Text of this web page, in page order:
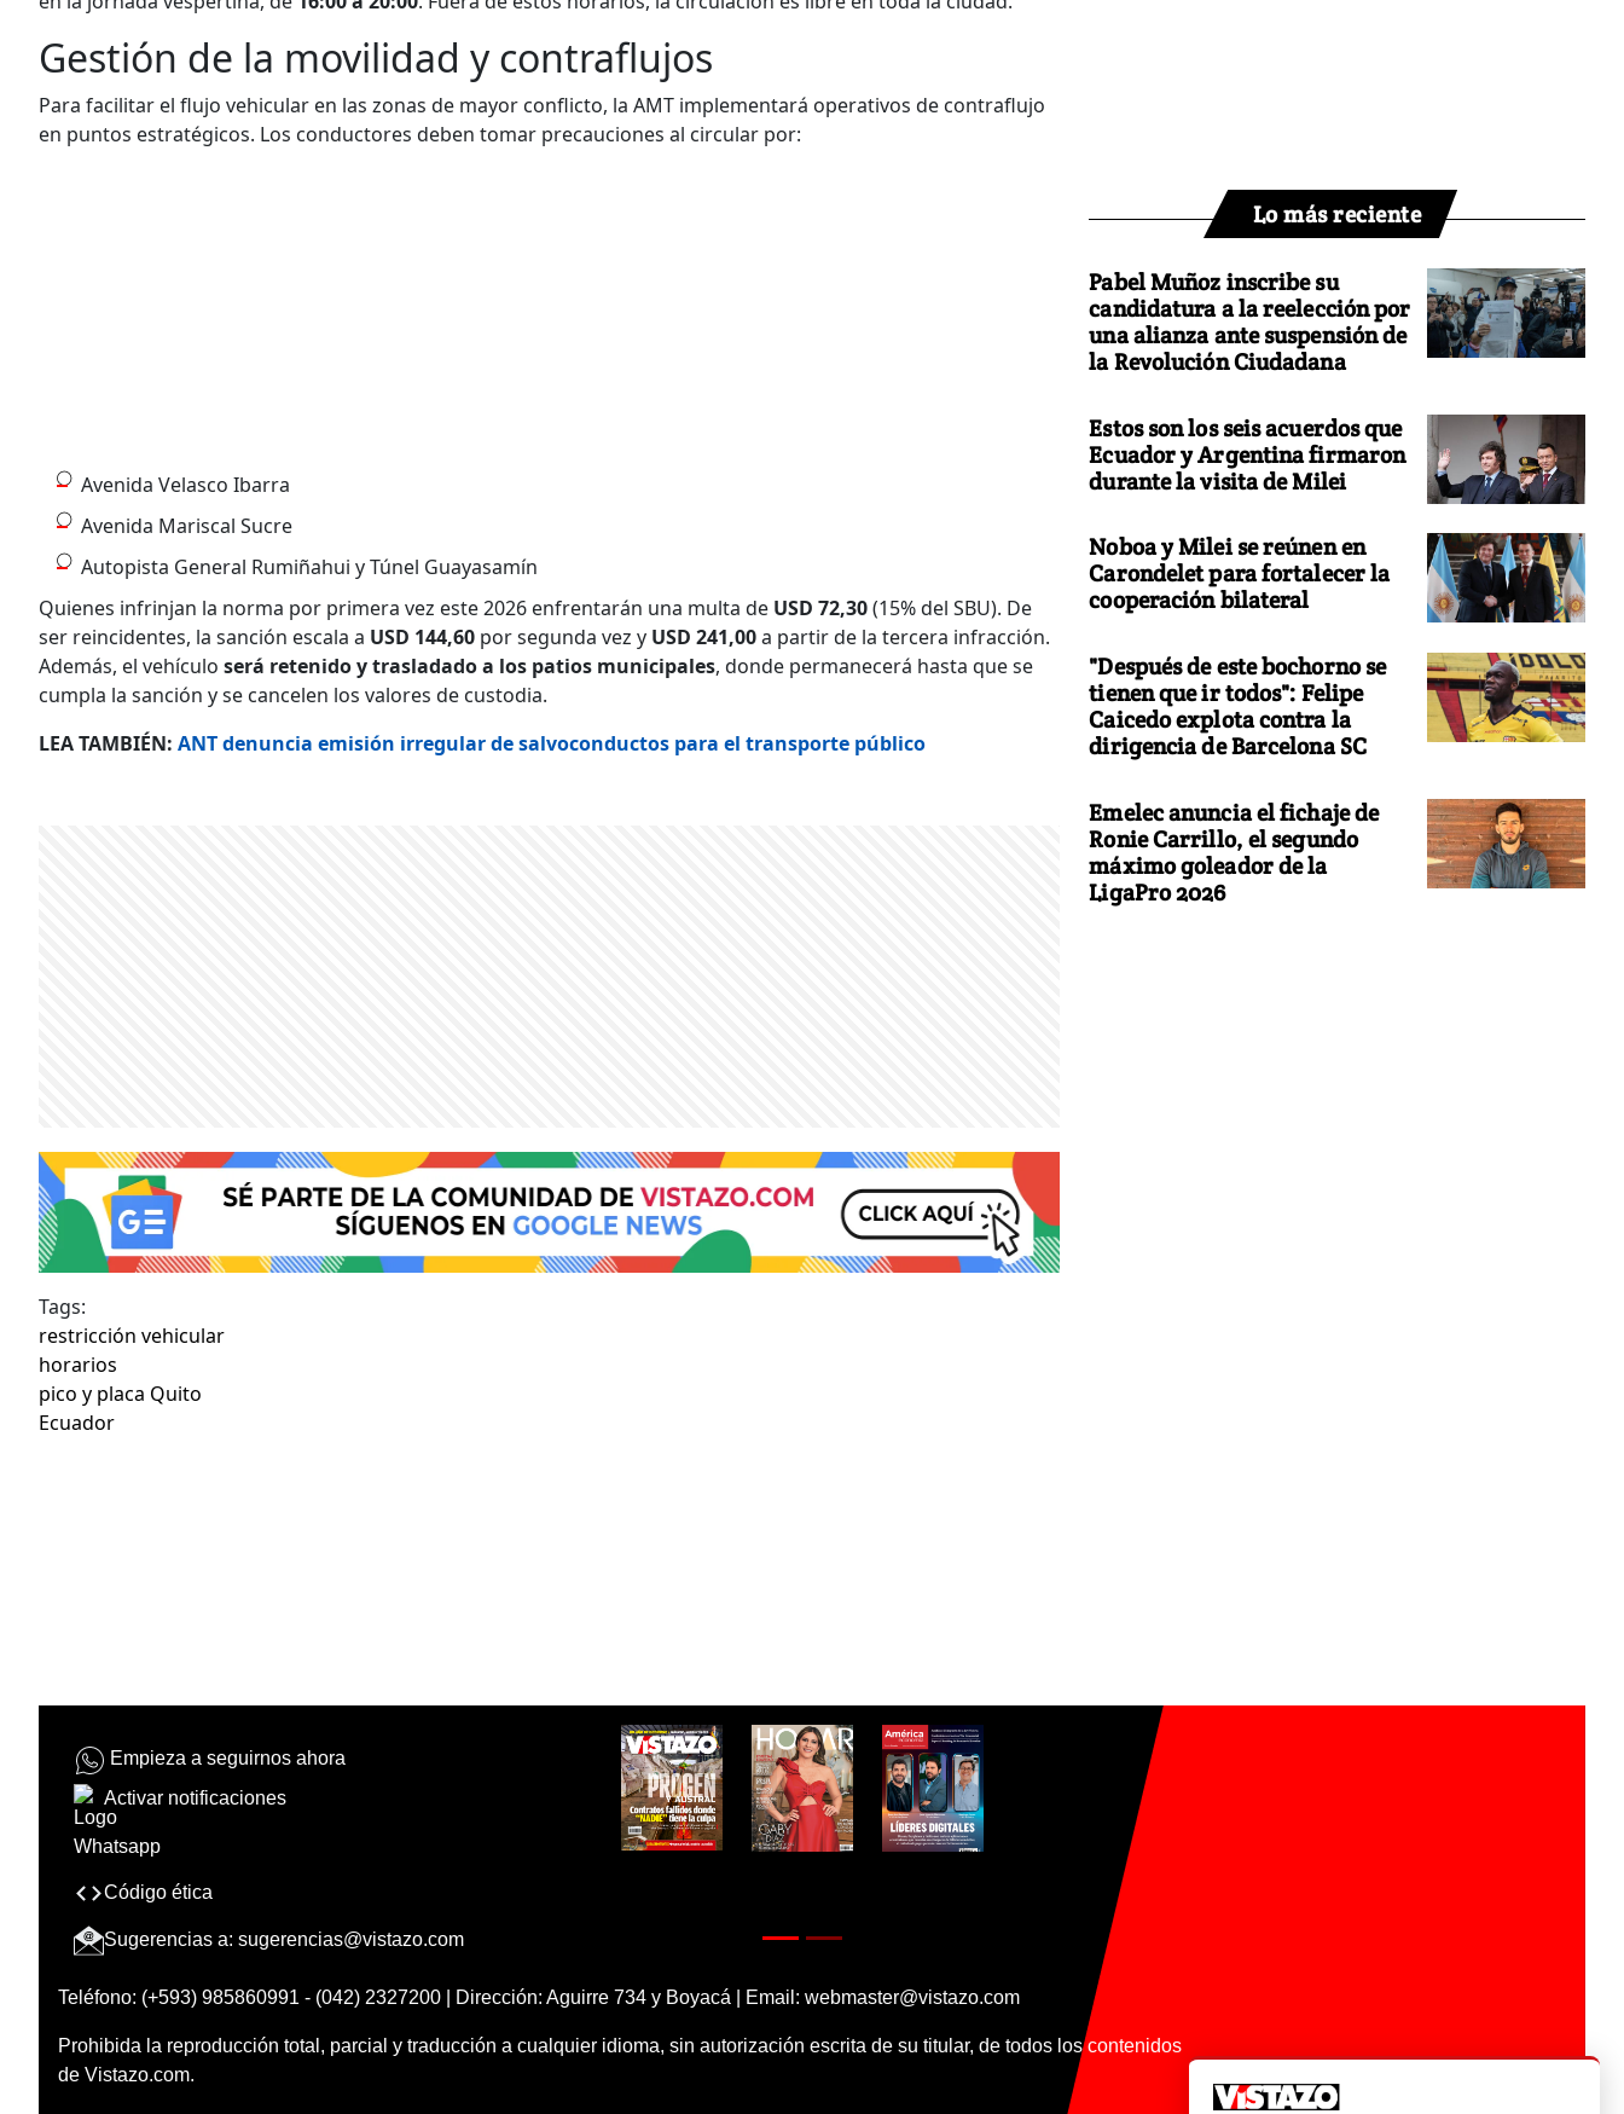
Gestión de la movilidad y contraflujos
Para facilitar el flujo vehicular en las zonas de mayor conflicto, la AMT implementará operativos de contraflujo
en puntos estratégicos. Los conductores deben tomar precauciones al circular por:
Avenida Velasco Ibarra
Avenida Mariscal Sucre
Autopista General Rumiñahui y Túnel Guayasamín
Quienes infrinjan la norma por primera vez este 2026 enfrentarán una multa de USD 72,30(15% del SBU). De
ser reincidentes, la sanción escala a USD 144,60 por segunda vez y USD 241,00a partir de la tercera infracción.
Además, el vehículo será retenido y trasladado a los patios municipales, donde permanecerá hasta que se
cumpla la sanción y se cancelen los valores de custodia.
LEA TAMBIÉN: ANT denuncia emisión irregular de salvoconductos para el transporte público
Tags:
restricción vehicular
horarios
pico y placa Quito
Ecuador
Lo más reciente
Pabel Muñoz inscribe su
candidatura a la reelección por
una alianza ante suspensión de
la Revolución Ciudadana
Estos son los seis acuerdos que
Ecuador y Argentina firmaron
durante la visita de Milei
Noboa y Milei se reúnen en
Carondelet para fortalecer la
cooperación bilateral
"Después de este bochorno se
tienen que ir todos": Felipe
Caicedo explota contra la
dirigencia de Barcelona SC
Emelec anuncia el fichaje de
Ronie Carrillo, el segundo
máximo goleador de la
LigaPro 2026
Empieza a seguirnos ahora
Activar notificaciones
Código ética
Sugerencias a: sugerencias@vistazo.com
Teléfono: (+593) 985860991 - (042) 2327200 | Dirección: Aguirre 734 y Boyacá | Email: webmaster@vistazo.com
Prohibida la reproducción total, parcial y traducción a cualquier idioma, sin autorización escrita de su titular, de todos los contenidos
de Vistazo.com.